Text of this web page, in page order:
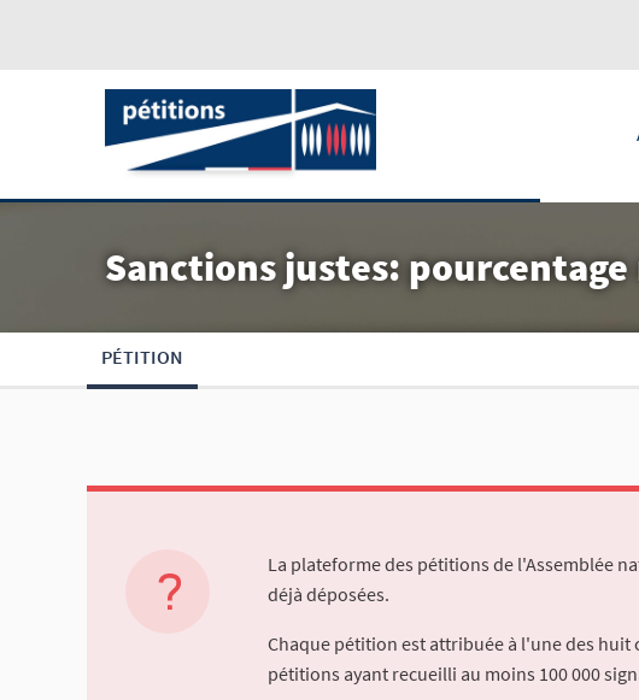
Sanctions justes:
PÉTITION
La plateforme des pétitions de l'Assemblée
déjà déposées.
Chaque pétition est attribuée à l'une des
pétitions ayant recueilli au moins 100 000